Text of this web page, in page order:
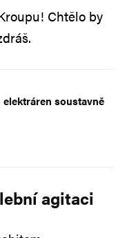
Chtělo by
soustavně
agitaci